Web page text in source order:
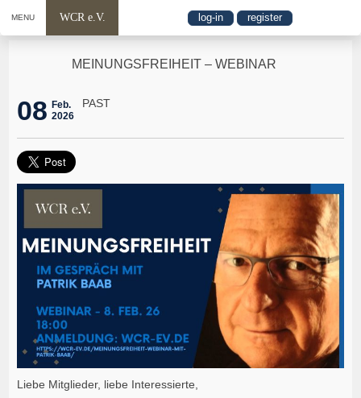
MENU WCR e.V. log-in register
MEINUNGSFREIHEIT – WEBINAR
08 Feb.
2026
PAST
Liebe Mitglieder, liebe Interessierte,